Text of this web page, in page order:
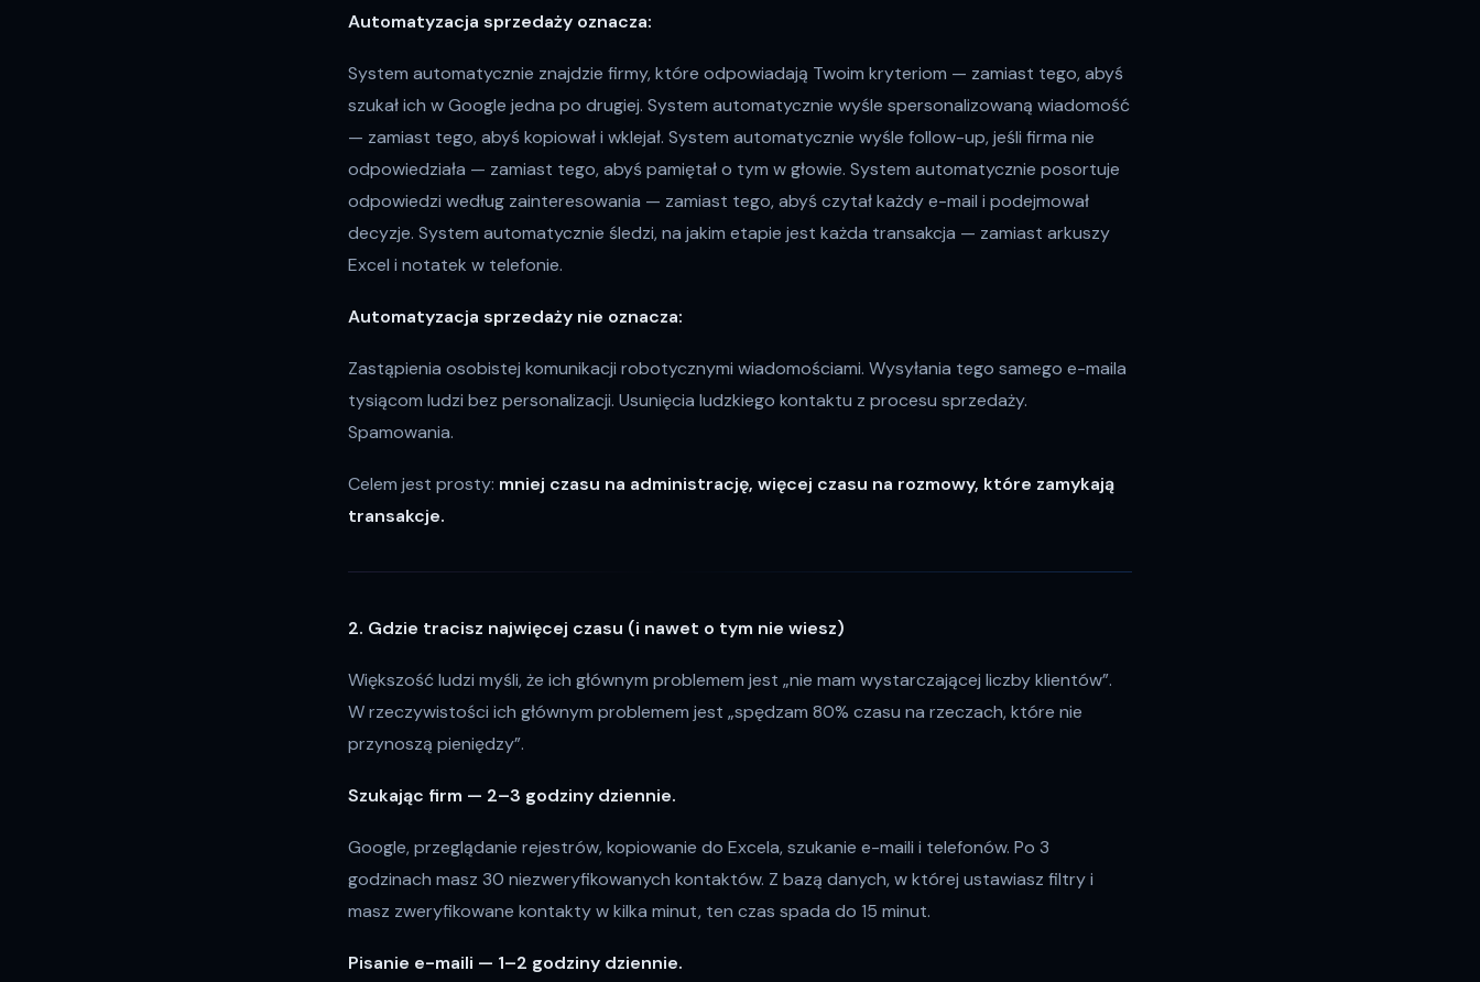
Automatyzacja sprzedaży oznacza:
System automatycznie znajdzie firmy, które odpowiadają Twoim kryteriom — zamiast tego, abyś
szukał ich w Google jedna po drugiej. System automatycznie wyśle spersonalizowaną wiadomość
— zamiast tego, abyś kopiował i wklejał. System automatycznie wyśle follow-up, jeśli firma nie
odpowiedziała — zamiast tego, abyś pamiętał o tym w głowie. System automatycznie posortuje
odpowiedzi według zainteresowania — zamiast tego, abyś czytał każdy e-mail i podejmował
decyzje. System automatycznie śledzi, na jakim etapie jest każda transakcja — zamiast arkuszy
Excel i notatek w telefonie.
Automatyzacja sprzedaży nie oznacza:
Zastąpienia osobistej komunikacji robotycznymi wiadomościami. Wysyłania tego samego e-maila
tysiącom ludzi bez personalizacji. Usunięcia ludzkiego kontaktu z procesu sprzedaży.
Spamowania.
Celem jest prosty: mniej czasu na administrację, więcej czasu na rozmowy, które zamykają
transakcje.
2. Gdzie tracisz najwięcej czasu (i nawet o tym nie wiesz)
Większość ludzi myśli, że ich głównym problemem jest „nie mam wystarczającej liczby klientów”.
W rzeczywistości ich głównym problemem jest „spędzam 80% czasu na rzeczach, które nie
przynoszą pieniędzy”.
Szukając firm — 2–3 godziny dziennie.
Google, przeglądanie rejestrów, kopiowanie do Excela, szukanie e-maili i telefonów. Po 3
godzinach masz 30 niezweryfikowanych kontaktów. Z bazą danych, w której ustawiasz filtry i
masz zweryfikowane kontakty w kilka minut, ten czas spada do 15 minut.
Pisanie e-maili — 1–2 godziny dziennie.